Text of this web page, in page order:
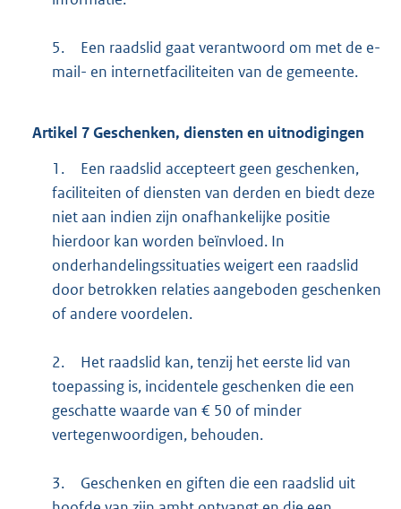
5.
Een raadslid gaat verantwoord om met de e-
mail- en internetfaciliteiten van de gemeente.
Artikel 7Geschenken, diensten en uitnodigingen
1.
Een raadslid accepteert geen geschenken,
faciliteiten of diensten van derden en biedt deze
niet aan indien zijn onafhankelijke positie
hierdoor kan worden beïnvloed. In
onderhandelingssituaties weigert een raadslid
door betrokken relaties aangeboden geschenken
of andere voordelen.
2.
Het raadslid kan, tenzij het eerste lid van
toepassing is, incidentele geschenken die een
geschatte waarde van € 50 of minder
vertegenwoordigen, behouden.
3.
Geschenken en giften die een raadslid uit